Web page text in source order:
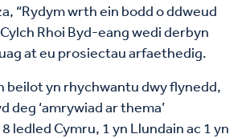
“Rydym wrth ein bodd o ddweud
Rhoi Byd-eang wedi derbyn
at eu prosiectau arfaethedig.
beilot yn rhychwantu dwy flynedd,
deg ‘amrywiad ar thema’
ledled Cymru, 1 yn Llundain ac 1 yn